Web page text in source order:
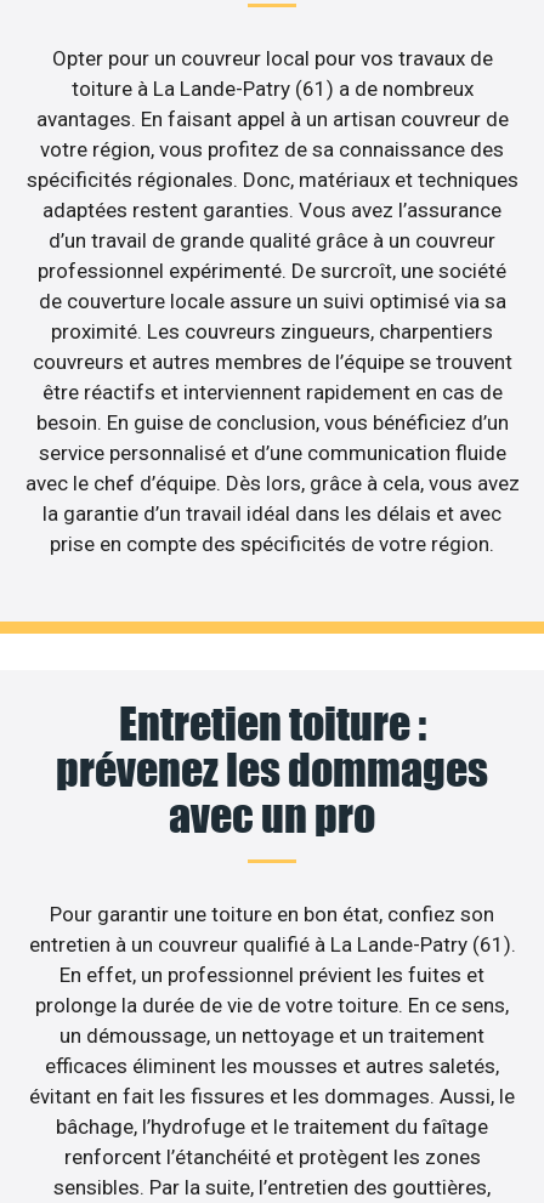
Opter pour un couvreur local pour vos travaux de
toiture à La Lande-Patry (61) a de nombreux
avantages. En faisant appel à un artisan couvreur de
votre région, vous profitez de sa connaissance des
spécificités régionales. Donc, matériaux et techniques
adaptées restent garanties. Vous avez l’assurance
d’un travail de grande qualité grâce à un couvreur
professionnel expérimenté. De surcroît, une société
de couverture locale assure un suivi optimisé via sa
proximité. Les couvreurs zingueurs, charpentiers
couvreurs et autres membres de l’équipe se trouvent
être réactifs et interviennent rapidement en cas de
besoin. En guise de conclusion, vous bénéficiez d’un
service personnalisé et d’une communication fluide
avec le chef d’équipe. Dès lors, grâce à cela, vous avez
la garantie d’un travail idéal dans les délais et avec
prise en compte des spécificités de votre région.
Entretien toiture :
prévenez les dommages
avec un pro
Pour garantir une toiture en bon état, confiez son
entretien à un couvreur qualifié à La Lande-Patry (61).
En effet, un professionnel prévient les fuites et
prolonge la durée de vie de votre toiture. En ce sens,
un démoussage, un nettoyage et un traitement
efficaces éliminent les mousses et autres saletés,
évitant en fait les fissures et les dommages. Aussi, le
bâchage, l’hydrofuge et le traitement du faîtage
renforcent l’étanchéité et protègent les zones
sensibles. Par la suite, l’entretien des gouttières,